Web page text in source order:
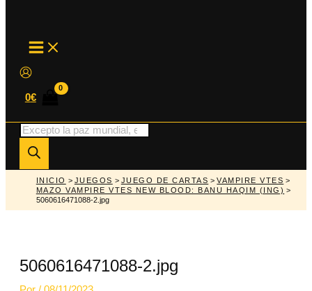
MAIN
MENU
0€
Búsqueda
de
productos
INICIO > JUEGOS > JUEGO DE CARTAS >VAMPIRE VTES >
MAZO VAMPIRE VTES NEW BLOOD: BANU HAQIM (ING) >
5060616471088-2.jpg
5060616471088-2.jpg